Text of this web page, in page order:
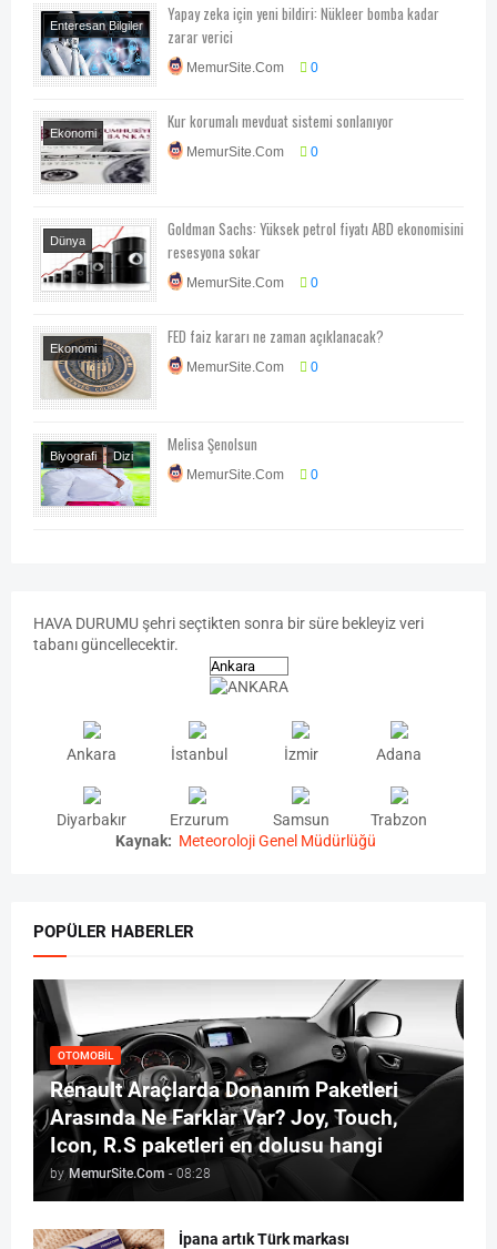
Enteresan Bilgiler
Eğitim Ve Ders
Notları
Her
Dışı
Teknoloji
Teknoloji-Otomotiv-
Program
Yapay zeka için yeni bildiri: Nükleer bomba kadar
zarar verici
MemurSite.Com 0
Ekonomi
Ekonomi-Piyasa-
Kampanya
Kur korumalı mevduat sistemi sonlanıyor
MemurSite.Com 0
Dünya
Ekonomi
Goldman Sachs: Yüksek petrol fiyatı ABD ekonomisini
resesyona sokar
MemurSite.Com 0
Ekonomi
Ekonomi-Piyasa-
Kampanya
FED faiz kararı ne zaman açıklanacak?
MemurSite.Com 0
Biyografi
Dizi
Oyuncuları
Melisa Şenolsun
MemurSite.Com 0
HAVA DURUMU şehri seçtikten sonra bir süre bekleyiz veri
tabanı güncellecektir.
Ankara İstanbul İzmir Adana
Diyarbakır Erzurum Samsun
Trabzon
Kaynak: Meteoroloji Genel Müdürlüğü
POPÜLER HABERLER
OTOMOBIL
Renault Araçlarda Donanım Paketleri
Arasında Ne Farklar Var? Joy, Touch,
Icon, R.S paketleri en dolusu hangi
by MemurSite.Com - 08:28
İpana artık Türk markası